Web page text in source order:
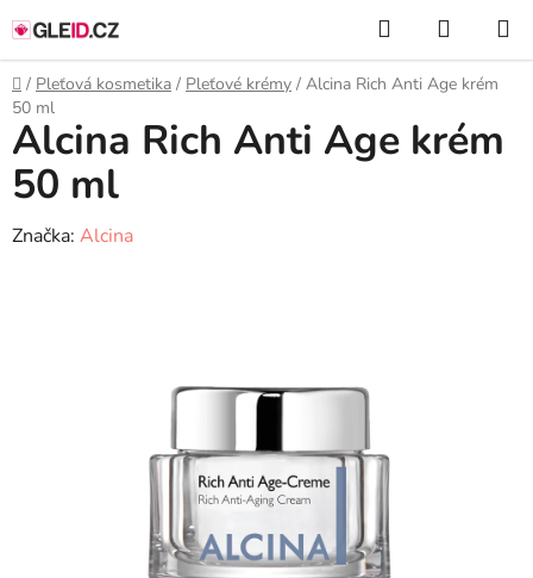
na
obsah
Hledat
KOŠÍK
Domů
/ Pleťová kosmetika / Pleťové krémy / Alcina Rich Anti Age krém
50 ml
Alcina Rich Anti Age krém
50 ml
Značka: Alcina